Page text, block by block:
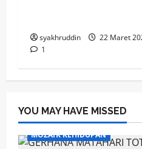
syakhruddin
22 Maret
1
YOU MAY HAVE MISSED
MOZAIK KEHIDUPAN